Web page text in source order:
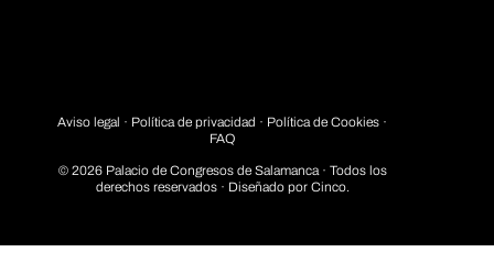
Aviso legal · Política de privacidad · Política de Cookies ·
FAQ
© 2026 Palacio de Congresos de Salamanca · Todos los
derechos reservados · Diseñado por Cinco.